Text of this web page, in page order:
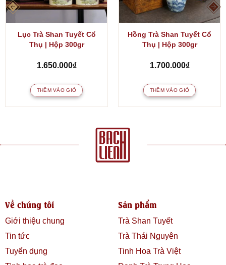
Lục Trà Shan Tuyết Cổ
Thụ | Hộp 300gr
1.650.000₫
THÊM VÀO GIỎ
Hồng Trà Shan Tuyết Cổ
Thụ | Hộp 300gr
1.700.000₫
THÊM VÀO GIỎ
Về chúng tôi
Giới thiệu chung
Tin tức
Tuyển dụng
Sản phẩm
Trà Shan Tuyết
Trà Thái Nguyên
Tinh Hoa Trà Việt